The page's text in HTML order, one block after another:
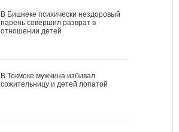
В Бишкеке психически нездоровый
парень совершил разврат в
отношении детей
В Токмоке мужчина избивал
сожительницу и детей лопатой